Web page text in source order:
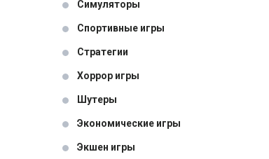
Симуляторы
Спортивные игры
Стратегии
Хоррор игры
Шутеры
Экономические игры
Экшен игры